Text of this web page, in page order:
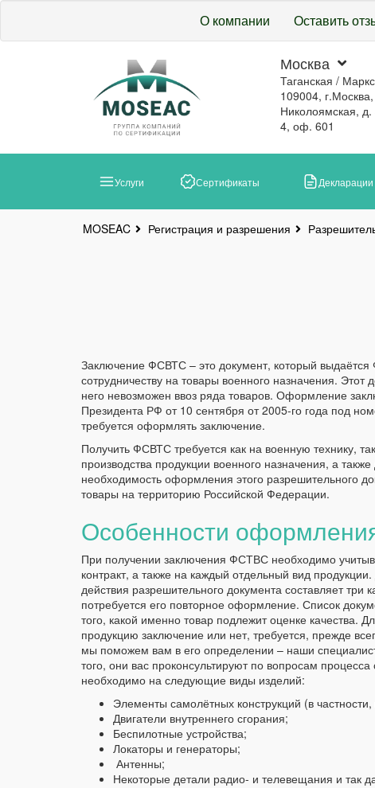
О компании Оставить
Москва
Таганская /
109004,
Николоямская, д.
4, оф. 601
Услуги Сертификаты Декларации
MOSEAC Регистрация и разрешения
Заключение ФСВТС – это документ, который
сотрудничеству на товары военного назначения.
него невозможен ввоз ряда товаров. Оформление
Президента РФ от 10 сентября от 2005-го года под
требуется оформлять заключение.
Получить ФСВТС требуется как на военную технику,
производства продукции военного назначения, а
необходимость оформления этого разрешительного
товары на территорию Российской Федерации.
Особенности
При получении заключения ФСТВС необходимо
контракт, а также на каждый отдельный вид
действия разрешительного документа составляет
потребуется его повторное оформление. Список
того, какой именно товар подлежит оценке качества.
продукцию заключение или нет, требуется, прежде
мы поможем вам в его определении – наши
того, они вас проконсультируют по вопросам
необходимо на следующие виды изделий:
Элементы самолётных конструкций (в
Двигатели внутреннего сгорания;
Беспилотные устройства;
Локаторы и генераторы;
Антенны;
Некоторые детали радио- и телевещания и так